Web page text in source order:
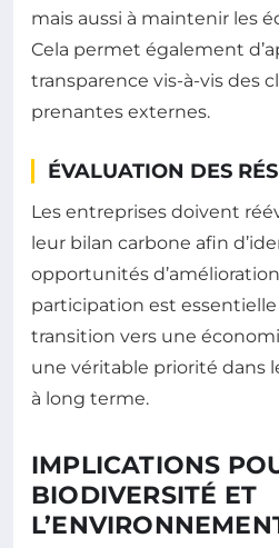
mais aussi à maintenir les
Cela permet également
transparence vis-à-vis des
prenantes externes.
ÉVALUATION DES
Les entreprises doivent
leur bilan carbone afin
opportunités
participation est essentielle
transition vers une
une véritable priorité dans
à long terme.
IMPLICATIONS
BIODIVERSITÉ ET